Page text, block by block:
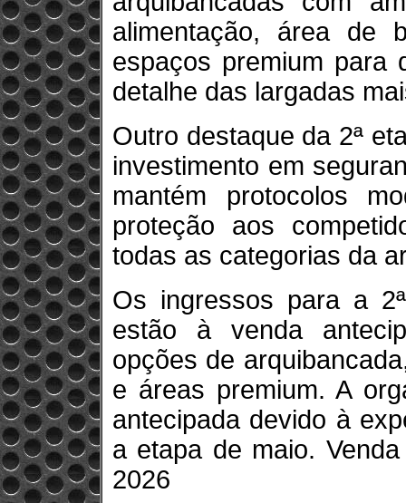
alimentação, área de
espaços premium para
detalhe das largadas
Outro destaque da 2ª
investimento em
mantém protocolos
proteção aos
todas as categorias da
Os ingressos para a
estão à venda
opções de
e áreas premium. A
antecipada devido à
a etapa de maio.
2026